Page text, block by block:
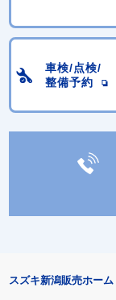
車検/点検/
整備予約
スズキ新潟販売ホーム